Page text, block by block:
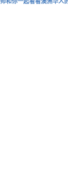
和你一起看看澳洲华人